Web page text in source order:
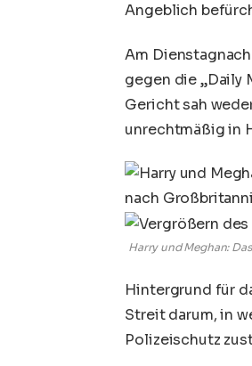
Angeblich
Am
gegen die „Daily
Gericht sah
unrechtmäßig in
Harry und Meghan:
Hintergrund für
Streit darum, in
Polizeischutz